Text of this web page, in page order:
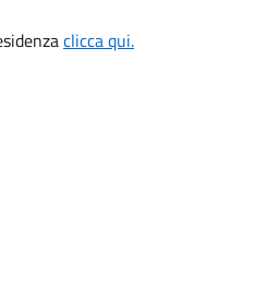
clicca qui.